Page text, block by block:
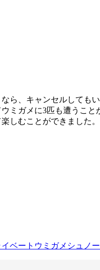
ら、キャンセルして
ガメに3匹も遭うこ
しむことができまし
ベートウミガメシュ